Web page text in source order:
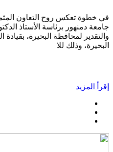
في خطوة تعكس روح التعاون
جامعة دمنهور برئاسة الأستاذ
والتقدير لمحافظة البحيرة،
البحيرة، وذلك للا
إقرأ المزيد